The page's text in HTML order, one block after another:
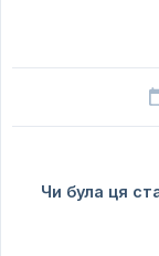
Чи була ця